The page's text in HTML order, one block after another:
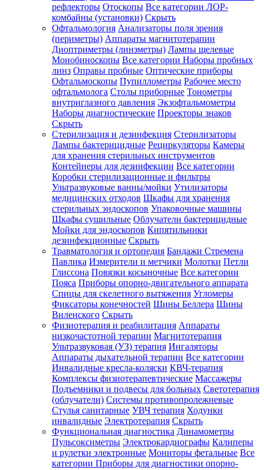
рефлекторы Отоскопы Все категории ЛОР-
комбайны (установки) Скрыть
Офтальмология Анализаторы поля зрения
(периметры) Аппараты магнитотерапии
Диоптриметры (линзметры) Лампы щелевые
Монобиноскопы Все категории Наборы пробных
линз Оправы пробные Оптические приборы
Офтальмоскопы Пупиллометры Рабочее место
офтальмолога Столы приборные Тонометры
внутриглазного давления Экзофтальмометры
Наборы диагностические Проекторы знаков
Скрыть
Стерилизация и дезинфекция Стерилизаторы
Лампы бактерицидные Рециркуляторы Камеры
для хранения стерильных инструментов
Контейнеры для дезинфекции Все категории
Коробки стерилизационные и фильтры
Ультразвуковые ванны/мойки Утилизаторы
медицинских отходов Шкафы для хранения
стерильных эндоскопов Упаковочные машины
Шкафы сушильные Облучатели бактерицидные
Мойки для эндоскопов Кипятильники
дезинфекционные Скрыть
Травматология и ортопедия Бандажи Стремена
Павлика Измерители и метчики Молотки Петли
Глиссона Повязки косыночные Все категории
Пояса Приборы опорно-двигательного аппарата
Спицы для скелетного вытяжения Угломеры
Фиксаторы конечностей Шины Беллера Шины
Виленского Скрыть
Физиотерапия и реабилитация Аппараты
низкочастотной терапии Магнитотерапия
Ультразвуковая (УЗ) терапия Ингаляторы
Аппараты дыхательной терапии Все категории
Инвалидные кресла-коляски КВЧ-терапия
Комплексы физиотерапевтические Массажеры
Подъемники и подвесы для больных Светотерапия
(облучатели) Системы противопролежневые
Стулья санитарные УВЧ терапия Ходунки
инвалидные Электротерапия Скрыть
Функциональная диагностика Динамометры
Пульсоксиметры Электрокардиографы Калиперы
и рулетки электронные Мониторы фетальные Все
категории Приборы для диагностики опорно-